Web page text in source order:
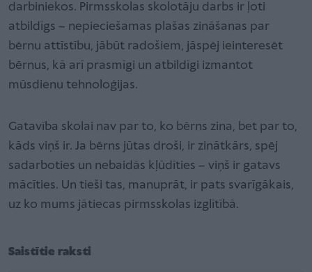
darbiniekos. Pirmsskolas skolotāju darbs ir ļoti
atbildīgs – nepieciešamas plašas zināšanas par
bērnu attīstību, jābūt radošiem, jāspēj ieinteresēt
bērnus, kā arī prasmīgi un atbildīgi izmantot
mūsdienu tehnoloģijas.
Gatavība skolai nav par to, ko bērns zina, bet par to,
kāds viņš ir. Ja bērns jūtas droši, ir zinātkārs, spēj
sadarboties un nebaidās kļūdīties – viņš ir gatavs
mācīties. Un tieši tas, manuprāt, ir pats svarīgākais,
uz ko mums jātiecas pirmsskolas izglītībā.
Saistītie raksti